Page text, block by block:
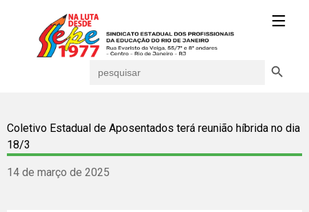
for:
Coletivo Estadual de Aposentados terá reunião híbrida no dia
18/3
14 de março de 2025